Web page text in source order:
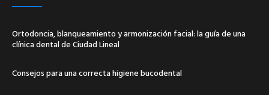
Ortodoncia, blanqueamiento y armonización facial: la guía de una
clínica dental de Ciudad Lineal
Consejos para una correcta higiene bucodental